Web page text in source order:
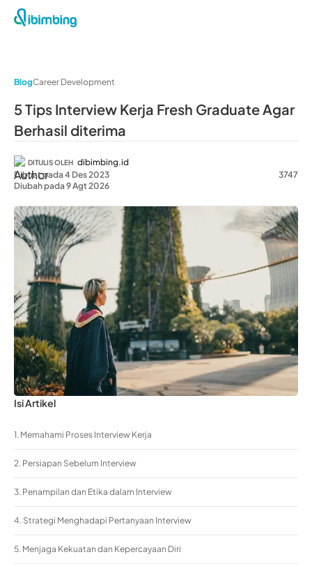
BlogCareer Development
5 Tips Interview Kerja Fresh Graduate Agar
Berhasil diterima
DITULIS OLEH dibimbing.id
Dibuat pada 4 Des 2023
Diubah pada 9 Agt 2026
3747
Isi Artikel
1. Memahami Proses Interview Kerja
2. Persiapan Sebelum Interview
3. Penampilan dan Etika dalam Interview
4. Strategi Menghadapi Pertanyaan Interview
5. Menjaga Kekuatan dan Kepercayaan Diri